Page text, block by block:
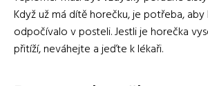
Když už má dítě horečku, je potřeba,
odpočívalo v posteli. Jestli je horečka
přitíží, neváhejte a jeďte k lékaři.